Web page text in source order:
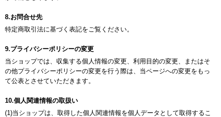
8.お問合せ先
特定商取引法に基づく表記をご覧ください。
9.プライバシーポリシーの変更
当ショップでは、収集する個人情報の変更、利用目的の変更、またはそ
の他プライバシーポリシーの変更を行う際は、当ページへの変更をもっ
て公表とさせていただきます。
10.個人関連情報の取扱い
(1)当ショップは、取得した個人関連情報を個人データとして取得するこ